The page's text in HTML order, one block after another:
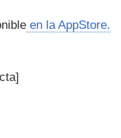
en la AppStore.